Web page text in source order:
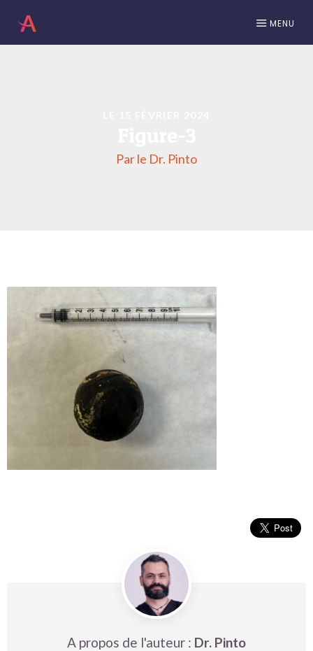
MENU
Par le Dr. Pinto
A propos de l'auteur : Dr. Pinto